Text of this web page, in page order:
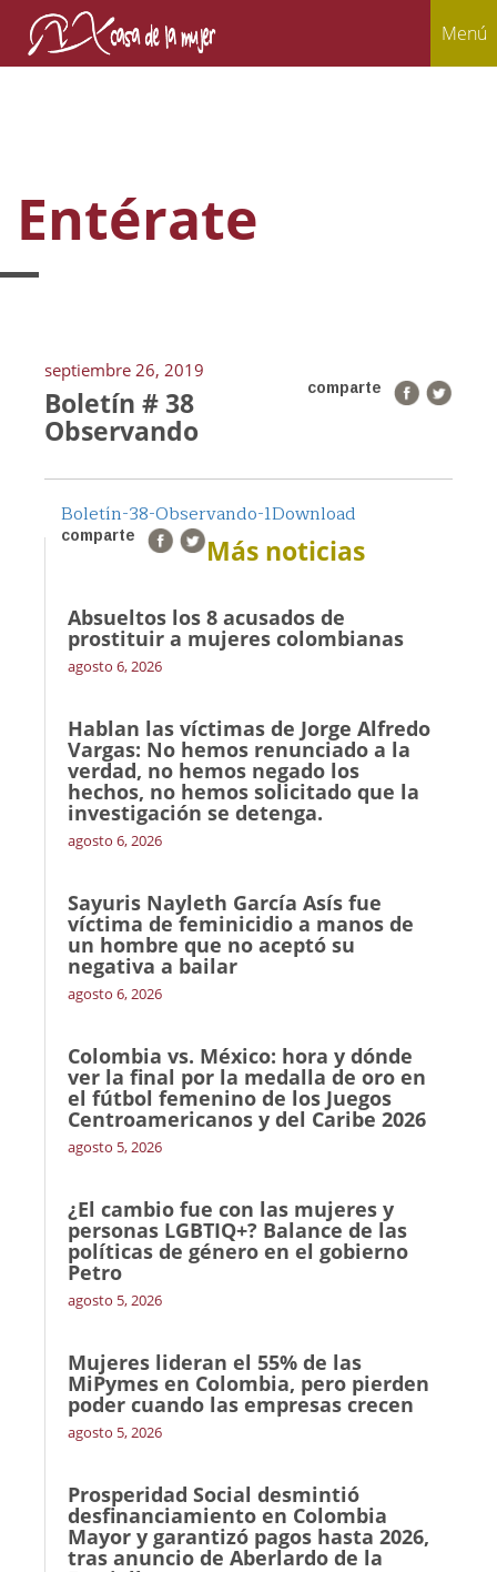
Menú
Entérate
septiembre 26, 2019
comparte
Boletín # 38
Observando
Boletín-38-Observando-1Download
comparte Más noticias
Absueltos los 8 acusados de
prostituir a mujeres colombianas
agosto 6, 2026
Hablan las víctimas de Jorge Alfredo
Vargas: No hemos renunciado a la
verdad, no hemos negado los
hechos, no hemos solicitado que la
investigación se detenga.
agosto 6, 2026
Sayuris Nayleth García Asís fue
víctima de feminicidio a manos de
un hombre que no aceptó su
negativa a bailar
agosto 6, 2026
Colombia vs. México: hora y dónde
ver la final por la medalla de oro en
el fútbol femenino de los Juegos
Centroamericanos y del Caribe 2026
agosto 5, 2026
¿El cambio fue con las mujeres y
personas LGBTIQ+? Balance de las
políticas de género en el gobierno
Petro
agosto 5, 2026
Mujeres lideran el 55% de las
MiPymes en Colombia, pero pierden
poder cuando las empresas crecen
agosto 5, 2026
Prosperidad Social desmintió
desfinanciamiento en Colombia
Mayor y garantizó pagos hasta 2026,
tras anuncio de Aberlardo de la